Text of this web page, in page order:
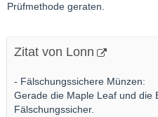
Prüfmethode geraten.
Zitat von Lonn
- Fälschungssichere Münzen:
Gerade die Maple Leaf und die
Fälschungssicher.